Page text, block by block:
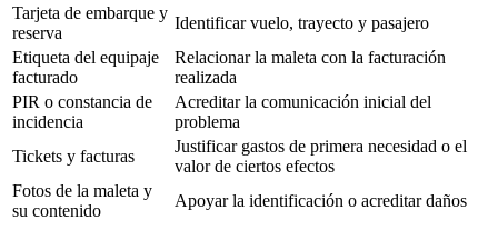
Tarjeta de embarque y
reserva
Identificar vuelo, trayecto y pasajero
Etiqueta del equipaje
facturado
Relacionar la maleta con la facturación
realizada
PIR o constancia de
incidencia
Acreditar la comunicación inicial del
problema
Tickets y facturas
Justificar gastos de primera necesidad o el
valor de ciertos efectos
Fotos de la maleta y
su contenido
Apoyar la identificación o acreditar daños